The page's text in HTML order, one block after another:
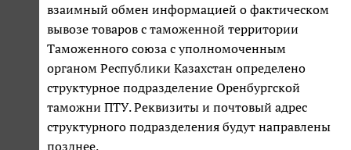
взаимный обмен информацией о фактическом
вывозе товаров с таможенной территории
Таможенного союза с уполномоченным
органом Республики Казахстан определено
структурное подразделение Оренбургской
таможни ПТУ. Реквизиты и почтовый адрес
структурного подразделения будут направлены
позднее.